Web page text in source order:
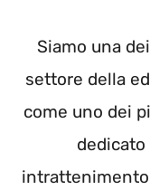
Siamo una
settore della
come uno dei